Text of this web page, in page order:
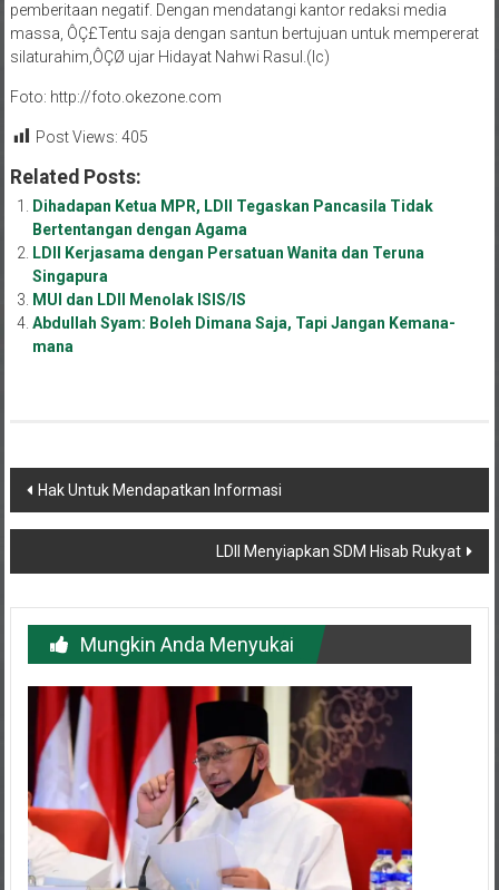
massa, ÔÇ£Tentu saja dengan santun bertujuan untuk mempererat
silaturahim,ÔÇØ ujar Hidayat Nahwi Rasul.(lc)
Dihadapan Ketua MPR, LDII Tegaskan Pancasila Tidak
Bertentangan dengan Agama
LDII Kerjasama dengan Persatuan Wanita dan Teruna
Singapura
MUI dan LDII Menolak ISIS/IS
Abdullah Syam: Boleh Dimana Saja, Tapi Jangan Kemana-
mana
Navigasi
pos
Hak Untuk Mendapatkan Informasi
LDII Menyiapkan SDM Hisab Rukyat
Mungkin Anda Menyukai